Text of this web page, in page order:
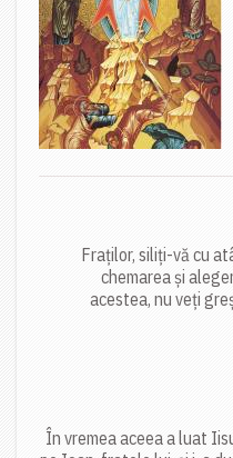
Fraților, siliți-vă cu
chemarea și
acestea, nu veți
În vremea aceea a luat